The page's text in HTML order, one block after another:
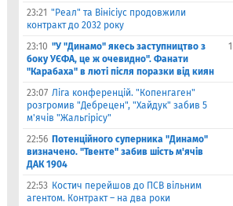
23:21 "Реал" та Вінісіус продовжили
контракт до 2032 року
23:10 "У "Динамо" якесь заступництво з
боку УЄФА, це ж очевидно". Фанати
"Карабаха" в люті після поразки від киян
1
23:07 Ліга конференцій. "Копенгаген"
розгромив "Дебрецен", "Хайдук" забив 5
м'ячів "Жальгірісу"
22:56 Потенційного суперника "Динамо"
визначено. "Твенте" забив шість м'ячів
ДАК 1904
22:53 Костич перейшов до ПСВ вільним
агентом. Контракт – на два роки